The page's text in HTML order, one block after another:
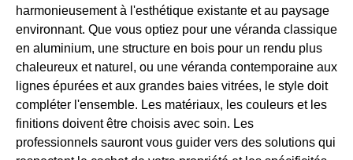
harmonieusement à l'esthétique existante et au paysage
environnant. Que vous optiez pour une véranda classique
en aluminium, une structure en bois pour un rendu plus
chaleureux et naturel, ou une véranda contemporaine aux
lignes épurées et aux grandes baies vitrées, le style doit
compléter l'ensemble. Les matériaux, les couleurs et les
finitions doivent être choisis avec soin. Les
professionnels sauront vous guider vers des solutions qui